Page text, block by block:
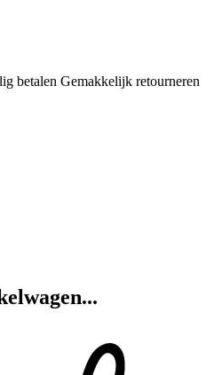
betalen Gemakkelijk retourneren